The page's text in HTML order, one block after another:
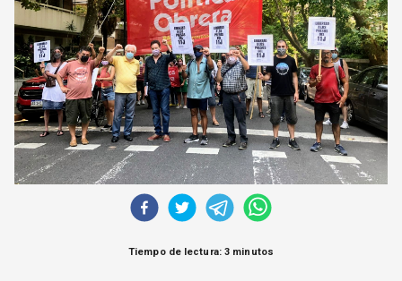
DECLARACIONES
OPINIÓN
ALTAMIRA RESPONDE
Política Obrera Revista
CONTACTO
Tiempo de lectura: 3 minutos